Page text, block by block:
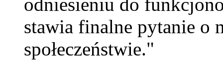
stawia finalne pytanie o
społeczeństwie."